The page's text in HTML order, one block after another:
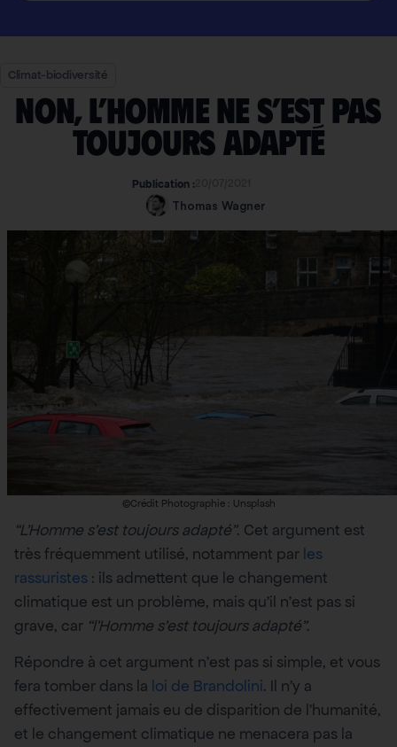
Climat-biodiversité
Non, l’Homme ne s’est pas
toujours adapté
Publication :
Thomas Wagner
©Crédit Photographie : Unsplash
“L’Homme s’est toujours adapté”. Cet argument est
très fréquemment utilisé, notamment par les
rassuristes : ils admettent que le changement
climatique est un problème, mais qu’il n’est pas si
grave, car “l’Homme s’est toujours adapté”.
Répondre à cet argument n’est pas si simple, et vous
fera tomber dans la loi de Brandolini. Il n’y a
effectivement jamais eu de disparition de l’humanité,
et le changement climatique ne menacera pas la